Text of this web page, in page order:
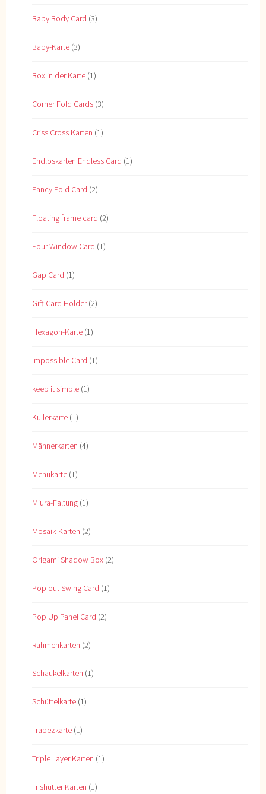
Baby Body Card (3)
Baby-Karte (3)
Box in der Karte (1)
Corner Fold Cards (3)
Criss Cross Karten (1)
Endloskarten Endless Card (1)
Fancy Fold Card (2)
Floating frame card (2)
Four Window Card (1)
Gap Card (1)
Gift Card Holder(2)
Hexagon-Karte (1)
Impossible Card (1)
keep it simple (1)
Kullerkarte (1)
Männerkarten (4)
Menükarte (1)
Miura-Faltung (1)
Mosaik-Karten (2)
Origami Shadow Box (2)
Pop out Swing Card (1)
Pop Up Panel Card (2)
Rahmenkarten (2)
Schaukelkarten (1)
Schüttelkarte (1)
Trapezkarte (1)
Triple Layer Karten (1)
Trishutter Karten (1)